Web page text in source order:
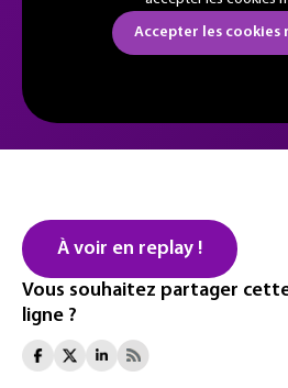
Accepter les cookies
À voir en replay !
Vous souhaitez partager
ligne ?